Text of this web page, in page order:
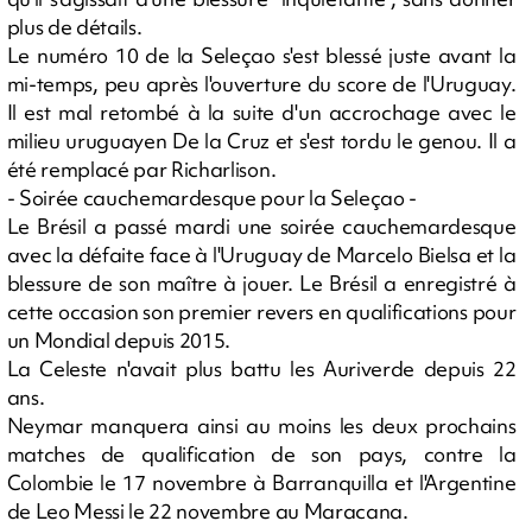
plus de détails.
Le numéro 10 de la Seleçao s'est blessé juste avant la
mi-temps, peu après l'ouverture du score de l'Uruguay.
Il est mal retombé à la suite d'un accrochage avec le
milieu uruguayen De la Cruz et s'est tordu le genou. Il a
été remplacé par Richarlison.
- Soirée cauchemardesque pour la Seleçao -
Le Brésil a passé mardi une soirée cauchemardesque
avec la défaite face à l'Uruguay de Marcelo Bielsa et la
blessure de son maître à jouer. Le Brésil a enregistré à
cette occasion son premier revers en qualifications pour
un Mondial depuis 2015.
La Celeste n'avait plus battu les Auriverde depuis 22
ans.
Neymar manquera ainsi au moins les deux prochains
matches de qualification de son pays, contre la
Colombie le 17 novembre à Barranquilla et l'Argentine
de Leo Messi le 22 novembre au Maracana.